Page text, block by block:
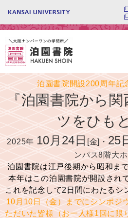
泊園書院開設200周年記
『泊園書院から
ツをひも
2025年 10月24日 [金]・ 25
ンパス8階大
泊園書院は江戸後期から昭和ま
本年はこの泊園書院が開設され
これを記念して2日間にわたるシ
10月10日（金）までにシンポジ
ただいた皆様（お一人様1回に限